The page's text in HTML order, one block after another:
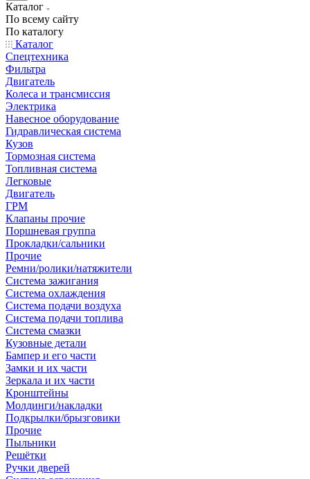
Каталог
По всему сайту
По каталогу
Каталог
Спецтехника
Фильтра
Двигатель
Колеса и трансмиссия
Электрика
Навесное оборудование
Гидравлическая система
Кузов
Тормозная система
Топливная система
Легковые
Двигатель
ГРМ
Клапаны прочие
Поршневая группа
Прокладки/сальники
Прочие
Ремни/ролики/натяжители
Система зажигания
Система охлаждения
Система подачи воздуха
Система подачи топлива
Система смазки
Кузовные детали
Бампер и его части
Замки и их части
Зеркала и их части
Кронштейны
Молдинги/накладки
Подкрылки/брызговики
Прочие
Пыльники
Решётки
Ручки дверей